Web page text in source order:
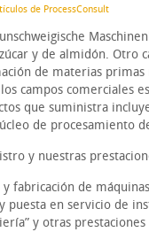
de ProcessConsult
y de almidón. Otro
de materias
campos comerciales
que suministra
de procesamiento
y nuestras
fabricación de
puesta en servicio de
y otras